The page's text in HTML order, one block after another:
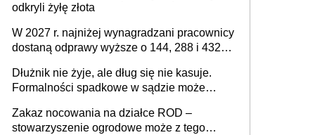
odkryli żyłę złota
W 2027 r. najniżej wynagradzani pracownicy
dostaną odprawy wyższe o 144, 288 i 432
Dłużnik nie żyje, ale dług się nie kasuje.
Formalności spadkowe w sądzie może
zmarłego
Zakaz nocowania na działce ROD –
stowarzyszenie ogrodowe może z tego